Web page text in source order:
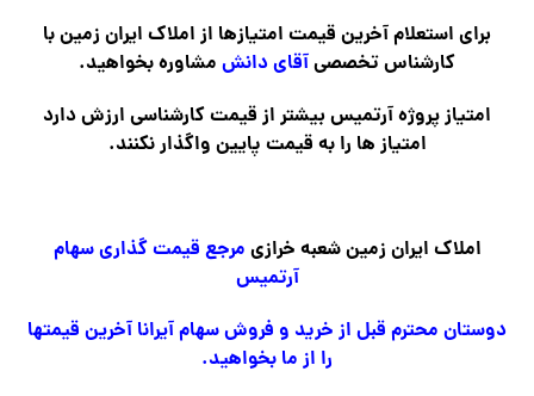
برای استعلام آخرین قیمت امتیازها از املاک ایران زمین با
کارشناس تخصصیآقای دانش مشاوره بخواهید.
امتیاز پروژه آرتمیس بیشتر از قیمت کارشناسی ارزش دارد
امتیاز ها را به قیمت پایین واگذار نکنند.
املاک ایران زمین شعبه خرازی مرجع قیمت گذاری سهام
آرتمیس
دوستان محترم قبل از خرید و فروش سهام آیرانا آخرین قیمتها
را از ما بخواهید.